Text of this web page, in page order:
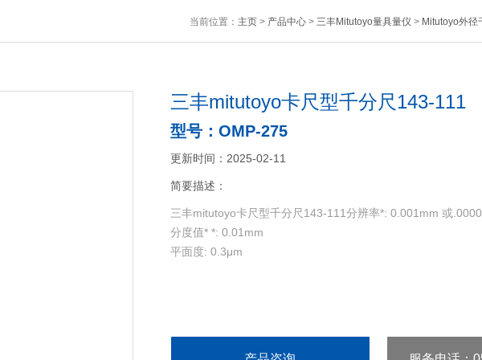
当前位置： 主页> 产品中心> 三丰Mitutoyo量具量仪 > Mitutoyo外径
三丰mitutoyo卡尺型千分尺143-111
型号：OMP-275
更新时间：2025-02-11
简要描述：
三丰mitutoyo卡尺型千分尺143-111分辨率*: 0.001mm 或
分度值* *: 0.01mm
平面度: 0.3μm